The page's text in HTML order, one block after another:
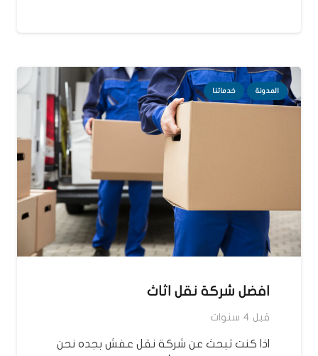
المدونة خدماتنا
افضل شركة نقل اثاث
قبل 4 سنوات
اذا كنت تبحث عن شركة نقل عفش بجده نحن